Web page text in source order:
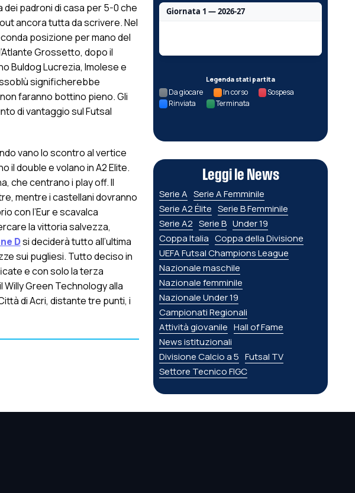
dei padroni di casa per 5-0 che
ancora tutta da scrivere. Nel
posizione per mano del
Grossetto, dopo il
Buldog Lucrezia, Imolese e
significherebbe
faranno bottino pieno. Gli
di vantaggio sul Futsal
vano lo scontro al vertice
il double e volano in A2 Elite.
che centrano i play off. Il
mentre i castellani dovranno
con l’Eur e scavalca
la vittoria salvezza,
Dsi deciderà tutto all’ultima
sui pugliesi. Tutto deciso in
e con solo la terza
Green Technology alla
di Acri, distante tre punti, i
Giornata 1 — 2026-27
Legenda stati partita
Da giocare In corso
Sospesa
Rinviata
Terminata
Leggi le News
Serie A Serie A Femminile
Serie A2 Élite Serie B Femminile
Serie A2 Serie B Under 19
Coppa Italia Coppa della Divisione
UEFA Futsal Champions League
Nazionale maschile
Nazionale femminile
Nazionale Under 19
Campionati Regionali
Attività giovanile Hall of Fame
News istituzionali
Divisione Calcio a 5 Futsal TV
Settore Tecnico FIGC